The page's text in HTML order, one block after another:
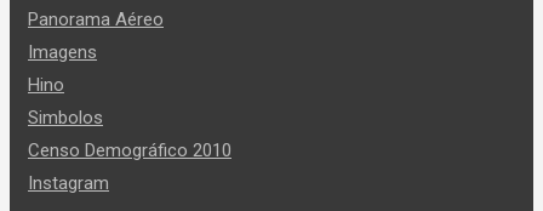
Panorama Aéreo
Imagens
Hino
Simbolos
Censo Demográfico 2010
Instagram